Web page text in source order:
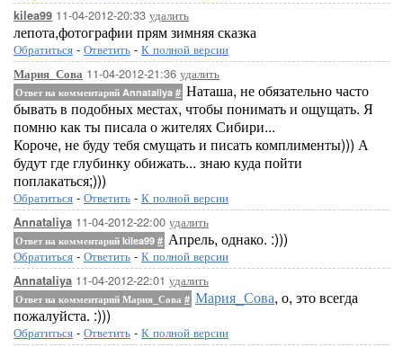
kilea99 11-04-2012-20:33 удалить
лепота,фотографии прям зимняя сказка
Обратиться - Ответить - К полной версии
Мария_Сова 11-04-2012-21:36 удалить
Ответ на комментарий Annataliya # Наташа, не обязательно часто
бывать в подобных местах, чтобы понимать и ощущать. Я
помню как ты писала о жителях Сибири...
Короче, не буду тебя смущать и писать комплименты))) А
будут где глубинку обижать... знаю куда пойти
поплакаться;)))
Обратиться - Ответить - К полной версии
Annataliya 11-04-2012-22:00 удалить
Ответ на комментарий kilea99 # Апрель, однако. :)))
Обратиться - Ответить - К полной версии
Annataliya 11-04-2012-22:01 удалить
Ответ на комментарий Мария_Сова # Мария_Сова, о, это всегда
пожалуйста. :)))
Обратиться - Ответить - К полной версии